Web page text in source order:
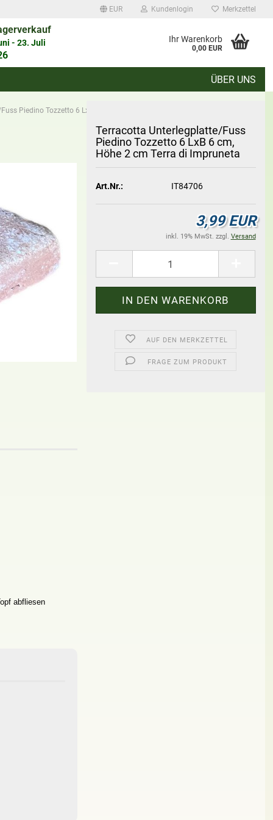
EUR Kundenlogin Merkzettel
- 23. Juli Ihr Warenkorb
0,00 EUR
ÜBER UNS
Piedino Tozzetto 6 LxB 6 cm, Höhe 2 cm Terra di Impruneta
Ter­ra­cot­ta Un­ter­leg­plat­te/Fuss
Pie­di­no Toz­zet­to 6 LxB 6 cm,
Höhe 2 cm Terra di Im­pru­ne­ta
Art.Nr.: IT84706
3,99 EUR
inkl. 19% MwSt. zzgl. Versand
AUF DEN MERKZETTEL
FRAGE ZUM PRODUKT
abfliesen